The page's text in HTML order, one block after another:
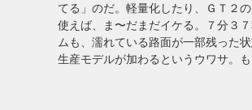
てる」のだ。軽量化したり、ＧＴ２
使えば、ま〜だまだイケる。７分３
ムも、濡れている路面が一部残った
生産モデルが加わるというウワサ。